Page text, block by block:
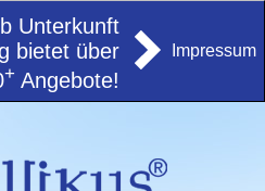
Unterkunft
bietet über
+ Angebote!
Impressum